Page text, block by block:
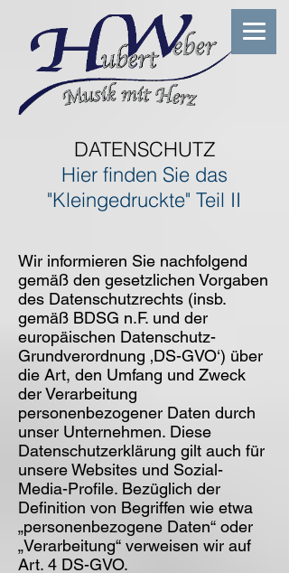
Wir informieren Sie nachfolgend
gemäß den gesetzlichen Vorgaben
des Datenschutzrechts (insb.
gemäß BDSG n.F. und der
europäischen Datenschutz-
Grundverordnung ‚DS-GVO‘) über
die Art, den Umfang und Zweck
der Verarbeitung
personenbezogener Daten durch
unser Unternehmen. Diese
Datenschutzerklärung gilt auch für
unsere Websites und Sozial-
Media-Profile. Bezüglich der
Definition von Begriffen wie etwa
„personenbezogene Daten“ oder
„Verarbeitung“ verweisen wir auf
Art. 4 DS-GVO.
DATENSCHUTZ
Hier finden Sie das
"Kleingedruckte" Teil II